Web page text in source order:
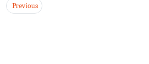
Previous